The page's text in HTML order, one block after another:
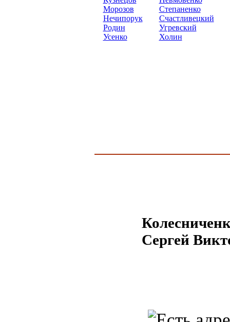
Морозов
Нечипорук
Родин
Усенко
Степаненко
Счастливецкий
Угревский
Холин
Сергей